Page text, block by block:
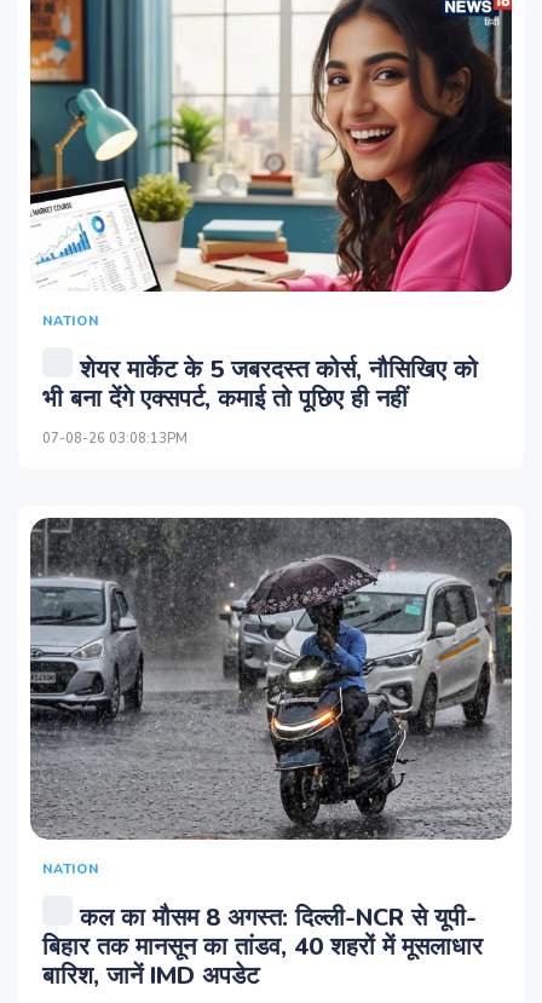
NATION
शेयर मार्केट के 5 जबरदस्त कोर्स, नौसिखिए को
भी बना देंगे एक्सपर्ट, कमाई तो पूछिए ही नहीं
07-08-26 03:08:13PM
NATION
कल का मौसम 8 अगस्‍त: दिल्ली-NCR से यूपी-
बिहार तक मानसून का तांडव, 40 शहरों में मूसलाधार
बारिश, जानें IMD अपडेट